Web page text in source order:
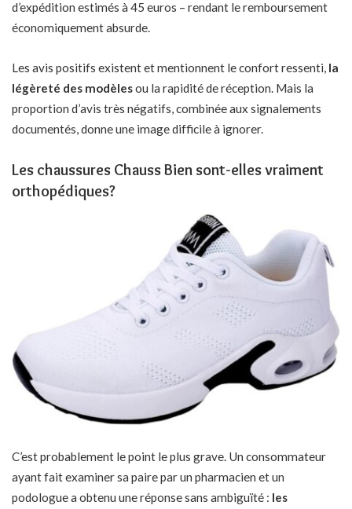
d’expédition estimés à 45 euros – rendant le remboursement
économiquement absurde.
Les avis positifs existent et mentionnent le confort ressenti, la
légèreté des modèlesou la rapidité de réception. Mais la
proportion d’avis très négatifs, combinée aux signalements
documentés, donne une image difficile à ignorer.
Les chaussures Chauss Bien sont-elles vraiment
orthopédiques?
C’est probablement le point le plus grave. Un consommateur
ayant fait examiner sa paire par un pharmacien et un
podologue a obtenu une réponse sans ambiguïté : les